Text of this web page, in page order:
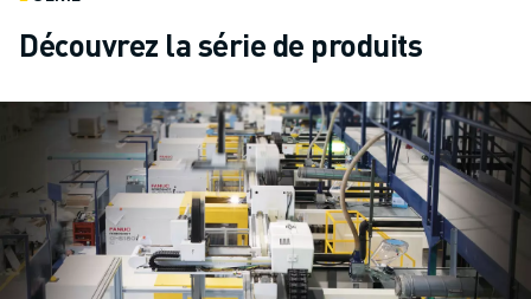
Découvrez la série de produits